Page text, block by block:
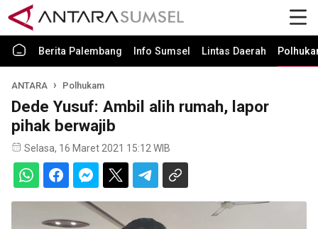
Berita Palembang Info Sumsel Lintas Daerah
ANTARA Polhukam
Dede Yusuf: Ambil alih rumah, lapor
pihak berwajib
Selasa, 16 Maret 2021 15:12 WIB